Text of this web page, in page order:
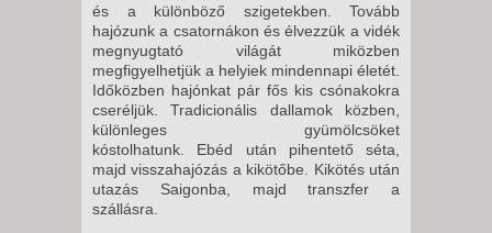
és a különböző szigetekben. Tovább
hajózunk a csatornákon és élvezzük a vidék
megnyugtató világát miközben
megfigyelhetjük a helyiek mindennapi életét.
Időközben hajónkat pár fős kis csónakokra
cseréljük. Tradicionális dallamok közben,
különleges gyümölcsöket
kóstolhatunk. Ebéd után pihentető séta,
majd visszahajózás a kikötőbe. Kikötés után
utazás Saigonba, majd transzfer a
szállásra.